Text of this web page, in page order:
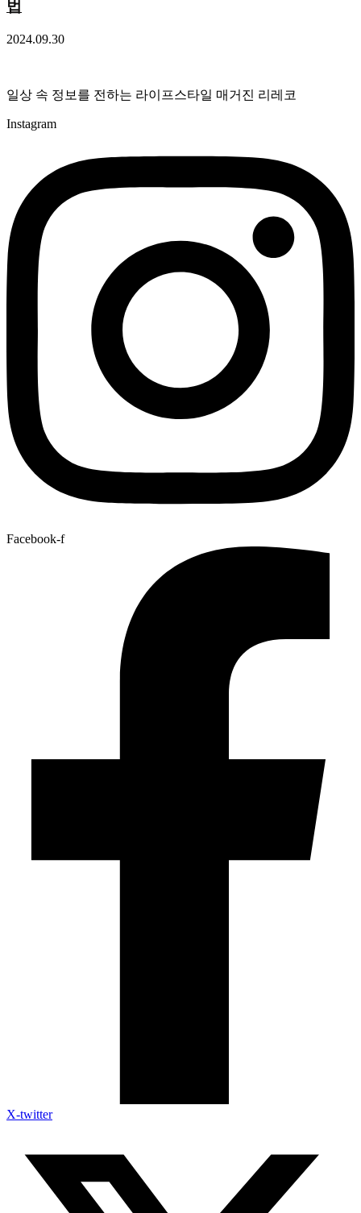
법
2024.09.30
일상 속 정보를 전하는 라이프스타일 매거진 리레코
Instagram
Facebook-f
X-twitter